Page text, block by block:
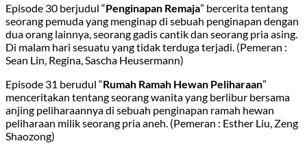
Episode 30 berjudul “Penginapan Remaja” bercerita tentang
seorang pemuda yang menginap di sebuah penginapan dengan
dua orang lainnya, seorang gadis cantik dan seorang pria asing.
Di malam hari sesuatu yang tidak terduga terjadi. (Pemeran :
Sean Lin, Regina, Sascha Heusermann)
Episode 31 berudul “Rumah Ramah Hewan Peliharaan”
menceritakan tentang seorang wanita yang berlibur bersama
anjing peliharaannya di sebuah penginapan ramah hewan
peliharaan milik seorang pria aneh. (Pemeran : Esther Liu, Zeng
Shaozong)